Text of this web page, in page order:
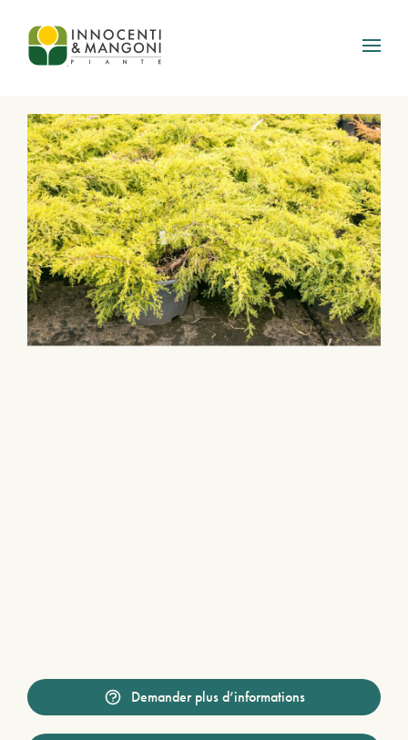
Skip to main content
Demander plus d’informations